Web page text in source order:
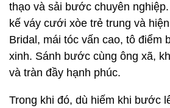
thạo và sải bước chuyên
kế váy cưới xòe trẻ trung và
Bridal, mái tóc vấn cao, tô điểm
xinh. Sánh bước cùng ông xã,
và tràn đầy hạnh phúc.
Trong khi đó, dù hiếm khi bước